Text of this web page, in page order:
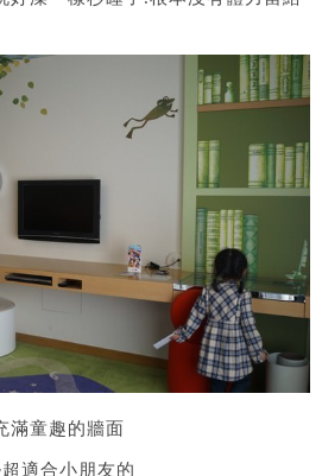
滿童趣的牆面
適合小朋友的